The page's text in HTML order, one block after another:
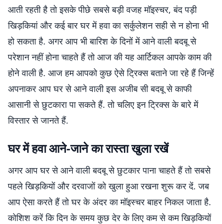
आती रहती है तो इसके पीछे सबसे बड़ी वजह मॉइस्चर, बंद पड़ी
खिड़कियां और कई बार घर में हवा का सर्कुलेशन सही से न होना भी
हो सकता है. अगर आप भी बारिश के दिनों में आने वाली बदबू से
परेशान नहीं होना चाहते हैं तो आज की यह आर्टिकल आपके काम की
होने वाली है. आज हम आपको कुछ ऐसे ट्रिक्स बताने जा रहे हैं जिन्हें
अपनाकर आप घर से आने वाली इस अजीब सी बदबू से काफी
आसानी से छुटकारा पा सकते हैं. तो चलिए इन ट्रिक्स के बारे में
विस्तार से जानते हैं.
घर में हवा आने-जाने का रास्ता खुला रखें
अगर आप घर से आने वाली बदबू से छुटकार पाना चाहते हैं तो सबसे
पहले खिड़कियों और दरवाजों को खुला हुआ रखना शुरू कर दें. जब
आप ऐसा करते हैं तो घर के अंदर का मॉइस्चर बाहर निकल जाता है.
कोशिश करें कि दिन के समय कुछ देर के लिए कम से कम खिड़कियों